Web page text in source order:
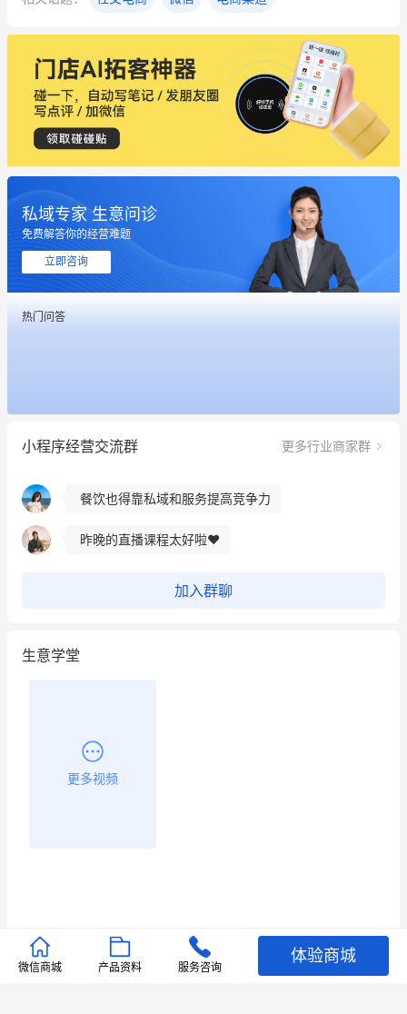
私域专家 生意问诊
免费解答你的经营难题
立即咨询
热门问答
小程序经营交流群 更多行业商家群
这个营销策划案例推荐大家看一下
用有赞就能在微信、小红书同时经营了
餐饮也得靠私域和服务提高竞争力
这个营销策划案例推荐大家看一下
用有赞就能在微信、小红书同时经营了
餐饮也得靠私域和服务提高竞争力
昨晚的直播课程太好啦❤️
加入群聊
生意学堂
更多视频
推荐文章
微信商城 产品资料 服务咨询
体验商城